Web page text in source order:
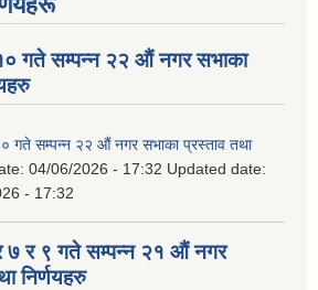
गते सम्पन्न २२ औं नगर सभाका
गते सम्पन्न २२ औं नगर सभाका प्रस्ताव तथा
04/06/2026 - 17:32 Updated date:
- 17:32
७ र ९ गते सम्पन्न २१ औं नगर
निर्णयहरु